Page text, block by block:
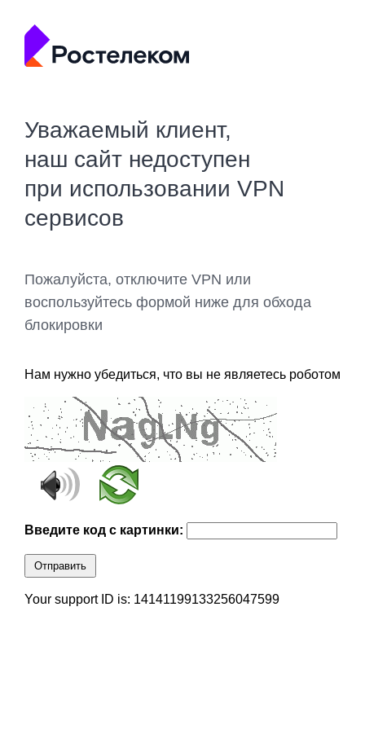
Уважаемый клиент,
наш сайт недоступен
при использовании VPN
сервисов
Пожалуйста, отключите VPN или
воспользуйтесь формой ниже для обхода
блокировки
Нам нужно убедиться, что вы не являетесь роботом
Введите код с картинки:
Отправить
Your support ID is: 14141199133256047599